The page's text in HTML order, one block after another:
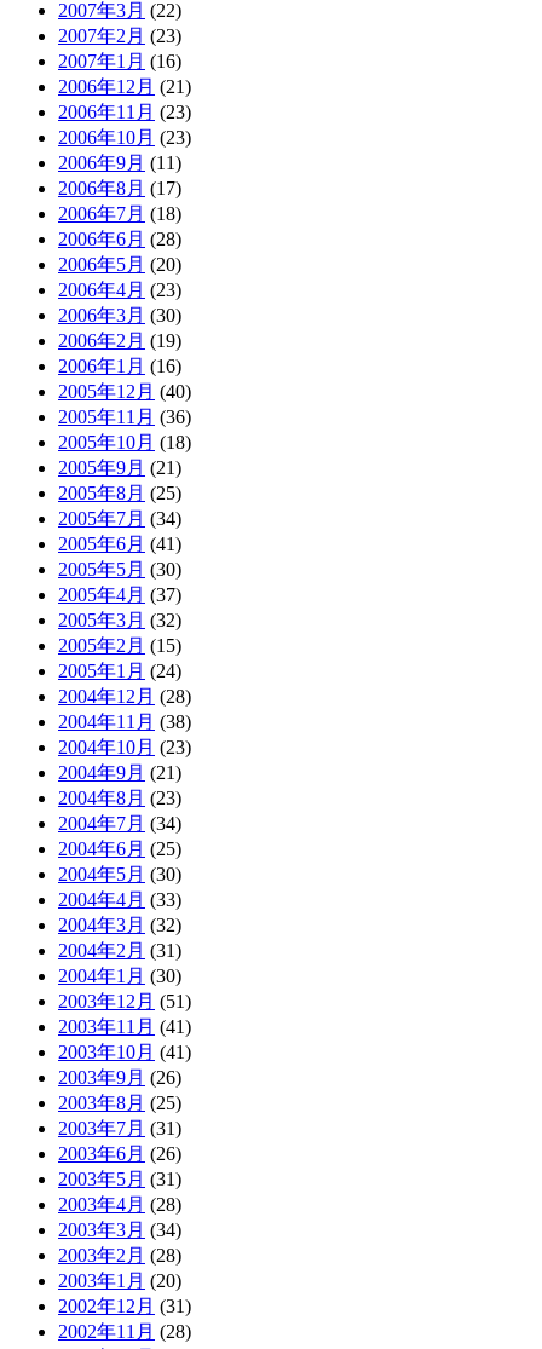
2007年3月 (22)
2007年2月 (23)
2007年1月 (16)
2006年12月 (21)
2006年11月 (23)
2006年10月 (23)
2006年9月 (11)
2006年8月 (17)
2006年7月 (18)
2006年6月 (28)
2006年5月 (20)
2006年4月 (23)
2006年3月 (30)
2006年2月 (19)
2006年1月 (16)
2005年12月 (40)
2005年11月 (36)
2005年10月 (18)
2005年9月 (21)
2005年8月 (25)
2005年7月 (34)
2005年6月 (41)
2005年5月 (30)
2005年4月 (37)
2005年3月 (32)
2005年2月 (15)
2005年1月 (24)
2004年12月 (28)
2004年11月 (38)
2004年10月 (23)
2004年9月 (21)
2004年8月 (23)
2004年7月 (34)
2004年6月 (25)
2004年5月 (30)
2004年4月 (33)
2004年3月 (32)
2004年2月 (31)
2004年1月 (30)
2003年12月 (51)
2003年11月 (41)
2003年10月 (41)
2003年9月 (26)
2003年8月 (25)
2003年7月 (31)
2003年6月 (26)
2003年5月 (31)
2003年4月 (28)
2003年3月 (34)
2003年2月 (28)
2003年1月 (20)
2002年12月 (31)
2002年11月 (28)